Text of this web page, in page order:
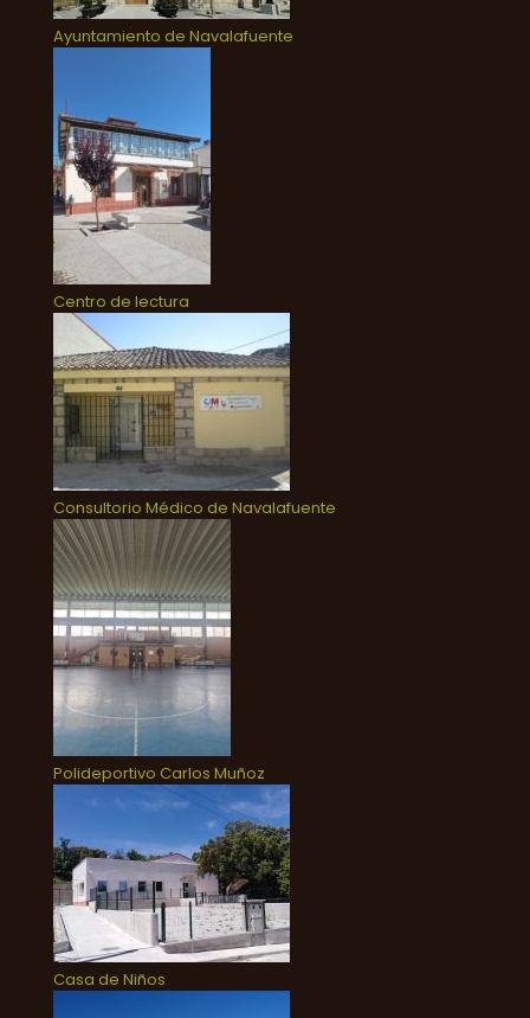
Ayuntamiento de Navalafuente
Centro de lectura
Consultorio Médico de Navalafuente
Polideportivo Carlos Muñoz
Casa de Niños